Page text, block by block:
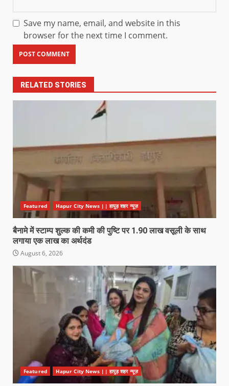
Save my name, email, and website in this
browser for the next time I comment.
RELATED STORIES
Featured Hapur City News || हापुड़ शहर न्यूज़
बैनामे में स्टाम्प शुल्क की कमी की पुष्टि पर 1.90 लाख वसूली के साथ
लगाया एक लाख का अर्थदंड
August 6, 2026
Featured Hapur City News || हापुड़ शहर न्यूज़